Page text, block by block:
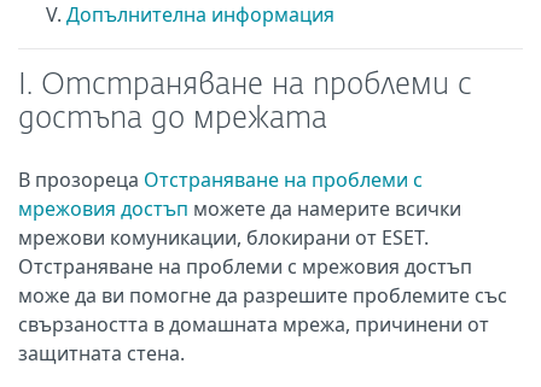
Допълнителна информация
I. Отстраняване на проблеми с
достъпа до мрежата
В прозореца Отстраняване на проблеми с
мрежовия достъп можете да намерите всички
мрежови комуникации, блокирани от ESET.
Отстраняване на проблеми с мрежовия достъп
може да ви помогне да разрешите проблемите със
свързаността в домашната мрежа, причинени от
защитната стена.